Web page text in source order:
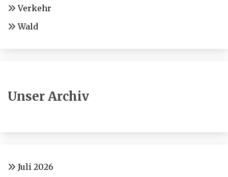
Verkehr
Wald
Unser Archiv
Juli 2026